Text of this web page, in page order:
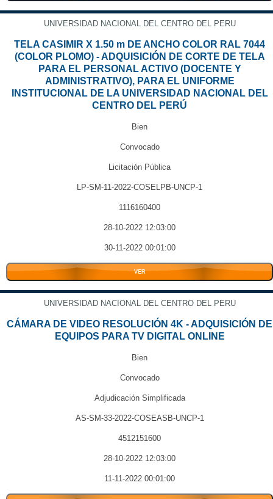
UNIVERSIDAD NACIONAL DEL CENTRO DEL PERU
TELA CASIMIR X 1.50 m DE ANCHO COLOR RAL 7044
(COLOR PLOMO) - ADQUISICIÓN DE CORTE DE TELA
PARA EL PERSONAL ACTIVO (DOCENTE Y
ADMINISTRATIVO), PARA EL UNIFORME
INSTITUCIONAL DE LA UNIVERSIDAD NACIONAL DEL
CENTRO DEL PERÚ
Bien
Convocado
Licitación Pública
LP-SM-11-2022-COSELPB-UNCP-1
1116160400
28-10-2022 12:03:00
30-11-2022 00:01:00
VER
UNIVERSIDAD NACIONAL DEL CENTRO DEL PERU
CÁMARA DE VIDEO RESOLUCIÓN 4K - ADQUISICIÓN DE
EQUIPOS PARA TV DIGITAL ONLINE
Bien
Convocado
Adjudicación Simplificada
AS-SM-33-2022-COSEASB-UNCP-1
4512151600
28-10-2022 12:03:00
11-11-2022 00:01:00